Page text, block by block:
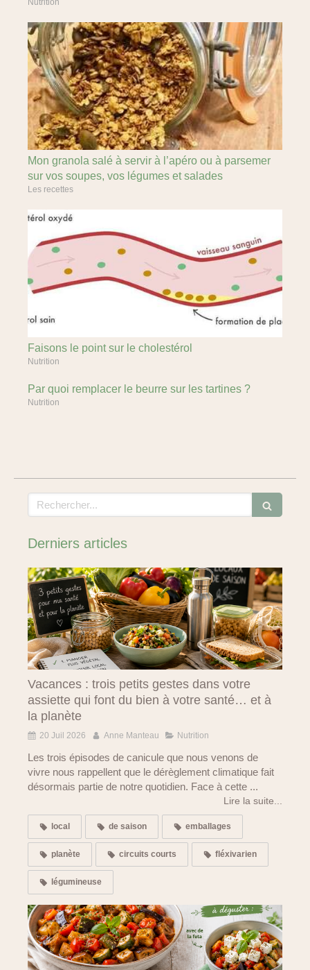
Nutrition
Mon granola salé à servir à l’apéro ou à parsemer
sur vos soupes, vos légumes et salades
Les recettes
Faisons le point sur le cholestérol
Nutrition
Par quoi remplacer le beurre sur les tartines ?
Nutrition
Rechercher
Derniers articles
Vacances : trois petits gestes dans votre
assiette qui font du bien à votre santé… et à
la planète
20 Juil 2026 Anne Manteau Nutrition
Les trois épisodes de canicule que nous venons de
vivre nous rappellent que le dérèglement climatique fait
désormais partie de notre quotidien. Face à cette ...
Lire la suite...
local de saison emballages
planète circuits courts fléxivarien
légumineuse